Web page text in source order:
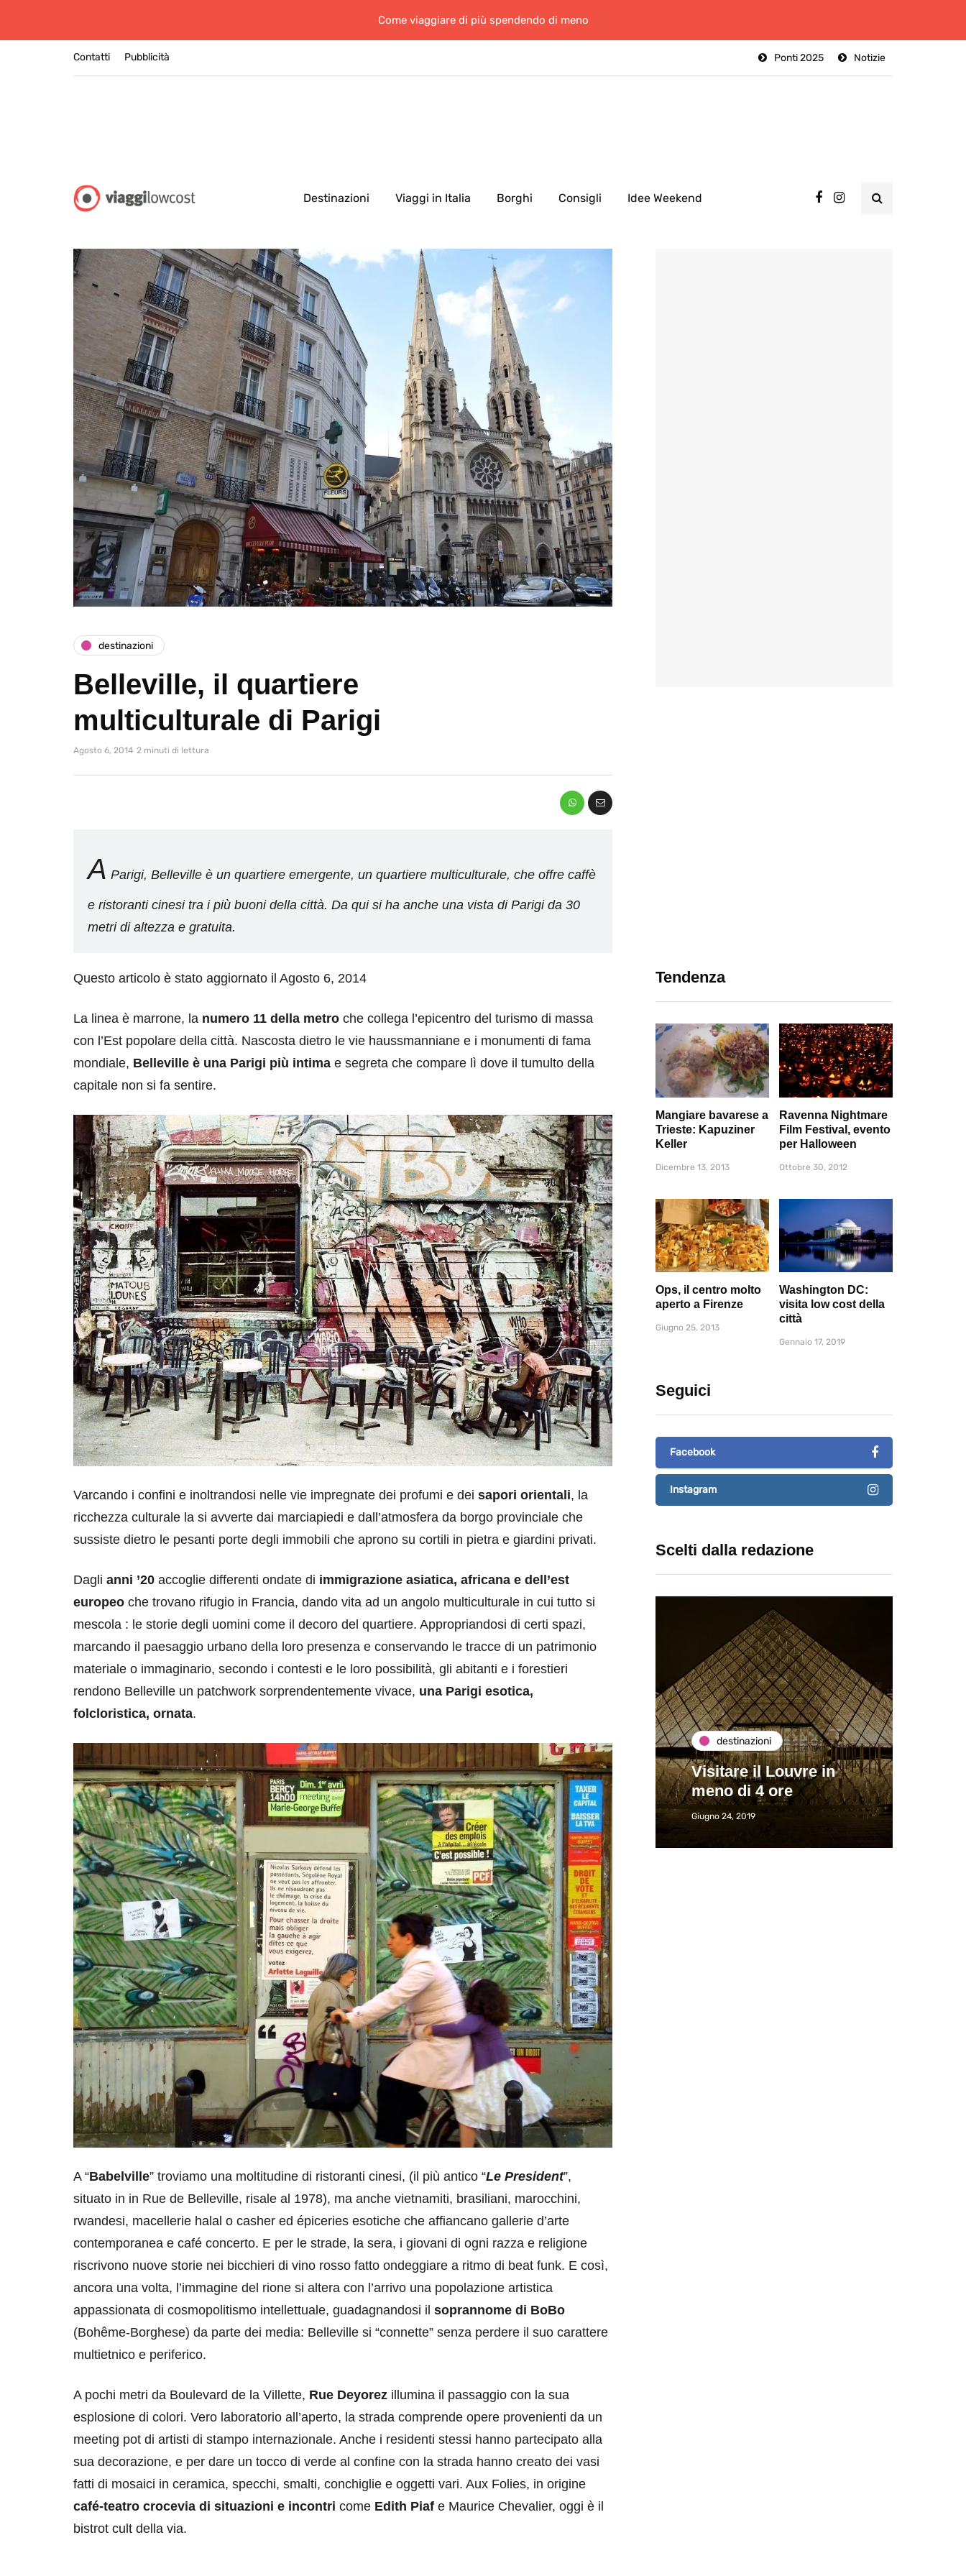
Come viaggiare di più spendendo di meno
Contatti Notizie
Ponti 2025
Pubblicità
Destinazioni Viaggi in Italia Borghi Consigli Idee Weekend
destinazioni
Belleville, il quartiere
multiculturale di Parigi
Agosto 6, 2014 2 minuti di lettura
A Parigi, Belleville è un quartiere emergente, un quartiere multiculturale, che offre caffè
e ristoranti cinesi tra i più buoni della città. Da qui si ha anche una vista di Parigi da 30
metri di altezza e gratuita.
Questo articolo è stato aggiornato il Agosto 6, 2014
La linea è marrone, la numero 11 della metro che collega l’epicentro del turismo di massa
con l’Est popolare della città. Nascosta dietro le vie haussmanniane e i monumenti di fama
mondiale, Belleville è una Parigi più intima e segreta che compare lì dove il tumulto della
capitale non si fa sentire.
Varcando i confini e inoltrandosi nelle vie impregnate dei profumi e dei sapori orientali, la
ricchezza culturale la si avverte dai marciapiedi e dall’atmosfera da borgo provinciale che
sussiste dietro le pesanti porte degli immobili che aprono su cortili in pietra e giardini privati.
Dagli anni ’20 accoglie differenti ondate di immigrazione asiatica, africana e dell’est
europeo che trovano rifugio in Francia, dando vita ad un angolo multiculturale in cui tutto si
mescola : le storie degli uomini come il decoro del quartiere. Appropriandosi di certi spazi,
marcando il paesaggio urbano della loro presenza e conservando le tracce di un patrimonio
materiale o immaginario, secondo i contesti e le loro possibilità, gli abitanti e i forestieri
rendono Belleville un patchwork sorprendentemente vivace, una Parigi esotica,
folcloristica, ornata.
A “Babelville” troviamo una moltitudine di ristoranti cinesi, (il più antico “Le President”,
situato in in Rue de Belleville, risale al 1978), ma anche vietnamiti, brasiliani, marocchini,
rwandesi, macellerie halal o casher ed épiceries esotiche che affiancano gallerie d’arte
contemporanea e café concerto. E per le strade, la sera, i giovani di ogni razza e religione
riscrivono nuove storie nei bicchieri di vino rosso fatto ondeggiare a ritmo di beat funk. E così,
ancora una volta, l’immagine del rione si altera con l’arrivo una popolazione artistica
appassionata di cosmopolitismo intellettuale, guadagnandosi il soprannome di BoBo
(Bohême-Borghese) da parte dei media: Belleville si “connette” senza perdere il suo carattere
multietnico e periferico.
A pochi metri da Boulevard de la Villette, Rue Deyorez illumina il passaggio con la sua
esplosione di colori. Vero laboratorio all’aperto, la strada comprende opere provenienti da un
meeting pot di artisti di stampo internazionale. Anche i residenti stessi hanno partecipato alla
sua decorazione, e per dare un tocco di verde al confine con la strada hanno creato dei vasi
fatti di mosaici in ceramica, specchi, smalti, conchiglie e oggetti vari. Aux Folies, in origine
café-teatro crocevia di situazioni e incontri come Edith Piaf e Maurice Chevalier, oggi è il
bistrot cult della via.
Tendenza
Mangiare bavarese a
Trieste: Kapuziner
Keller
Dicembre 13, 2013
Ravenna Nightmare
Film Festival, evento
per Halloween
Ottobre 30, 2012
Ops, il centro molto
aperto a Firenze
Giugno 25, 2013
Washington DC:
visita low cost della
città
Gennaio 17, 2019
Seguici
Facebook
Instagram
Scelti dalla redazione
il Louvre in
di 4 ore
destinazioni
Paros e la Grecia di
Immaturi il Viaggio
Giugno 26, 2013
eventi
Eventi di aprile 2026 a
Rimini e dintorni
Marzo 31, 2026
destinazioni
Visitare il Louvre in
meno di 4 ore
Giugno 24, 2019